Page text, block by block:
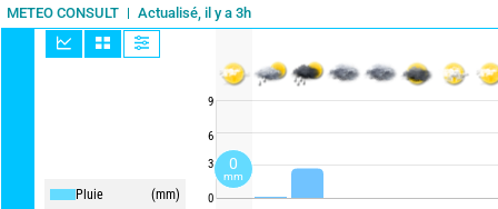
METEO CONSULT Actualisé, il y a 3h
Pluie (mm)
9
6
3
0
0
mm